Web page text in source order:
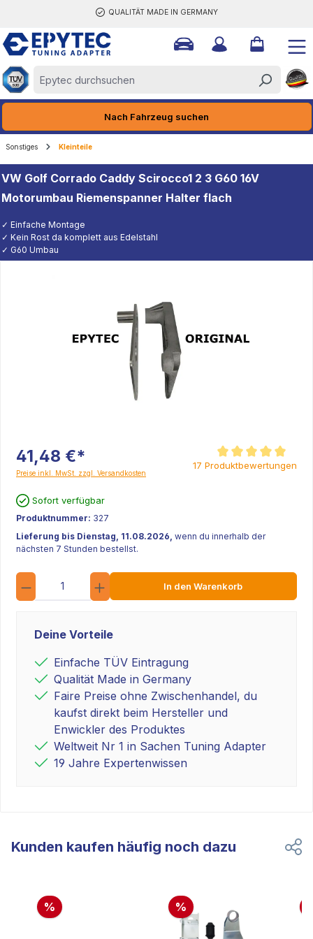
QUALITÄT MADE IN GERMANY
Nach Fahrzeug suchen
Sonstiges Kleinteile
VW Golf Corrado Caddy Scirocco1 2 3 G60 16V
Motorumbau Riemenspanner Halter flach
✓ Einfache Montage
✓ Kein Rost da komplett aus Edelstahl
✓ G60 Umbau
41,48 €*
Preise inkl. MwSt. zzgl. Versandkosten
Durchschnittliche
17 Produktbewertungen
Sofort verfügbar
Produktnummer: 327
Lieferung bis Dienstag, 11.08.2026, wenn du innerhalb der
nächsten 7 Stunden bestellst.
Anzahl
In den Warenkorb
Deine Vorteile
Einfache TÜV Eintragung
Qualität Made in Germany
Faire Preise ohne Zwischenhandel, du
kaufst direkt beim Hersteller und
Enwickler des Produktes
Weltweit Nr 1 in Sachen Tuning Adapter
19 Jahre Expertenwissen
Kunden kaufen häufig noch dazu
% %